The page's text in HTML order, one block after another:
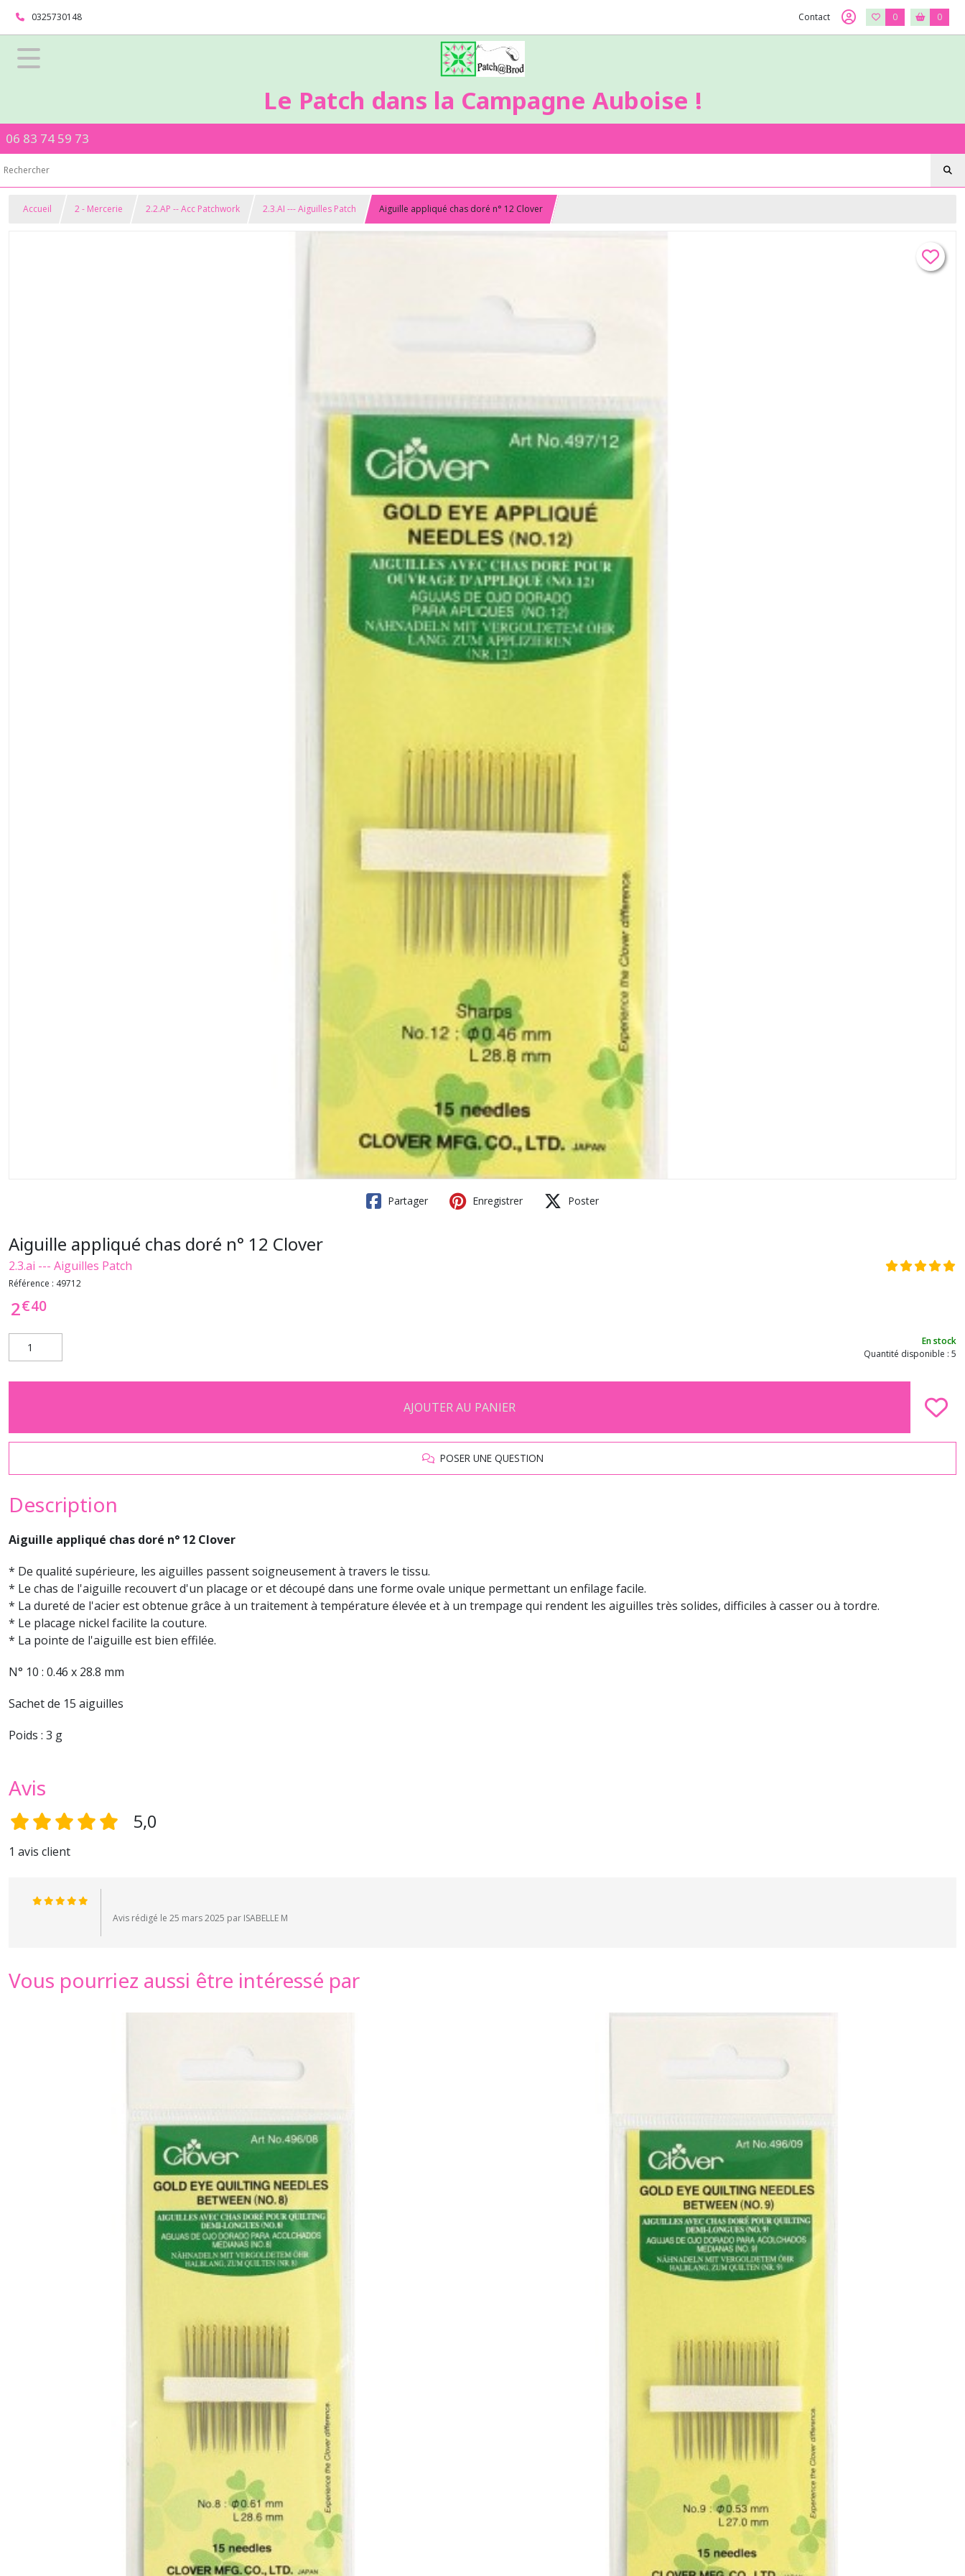
0325730148 Contact 0 0
Le Patch dans la Campagne Auboise !
06 83 74 59 73
Accueil 2 - Mercerie 2.2.AP -- Acc Patchwork 2.3.AI --- Aiguilles Patch Aiguille appliqué chas doré n° 12 Clover
Partager Enregistrer Poster
Aiguille appliqué chas doré n° 12 Clover
2.3.ai --- Aiguilles Patch
Référence : 49712
2€40
En stock
Quantité disponible : 5
AJOUTER AU PANIER
POSER UNE QUESTION
Description
Aiguille appliqué chas doré n° 12 Clover
* De qualité supérieure, les aiguilles passent soigneusement à travers le tissu.
* Le chas de l'aiguille recouvert d'un placage or et découpé dans une forme ovale unique permettant un enfilage facile.
* La dureté de l'acier est obtenue grâce à un traitement à température élevée et à un trempage qui rendent les aiguilles très solides, difficiles à casser ou à tordre.
* Le placage nickel facilite la couture.
* La pointe de l'aiguille est bien effilée.
N° 10 : 0.46 x 28.8 mm
Sachet de 15 aiguilles
Poids : 3 g
Avis
5,0
1 avis client
Avis rédigé le 25 mars 2025 par ISABELLE M
Vous pourriez aussi être intéressé par